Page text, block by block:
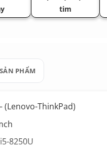
tim
PHẨM
(Lenovo-ThinkPad)
8250U